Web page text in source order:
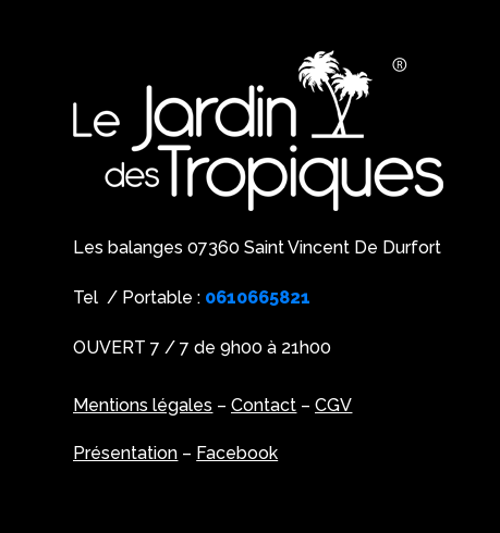
Les balanges 07360 Saint Vincent De Durfort
Tel / Portable : 0610665821
OUVERT 7 / 7 de 9h00 à 21h00
Mentions légales –Contact –CGV
Présentation – Facebook